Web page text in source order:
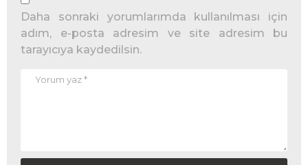
Daha sonraki yorumlarımda kullanılması için
adım, e-posta adresim ve site adresim bu
tarayıcıya kaydedilsin.